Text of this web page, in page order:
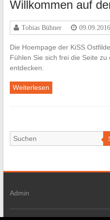
Willkommen auf
Tobias Bühner 09.09.2016
Die Hoempage der KiSS
Fühlen Sie sich frei die Seite
entdecken.
Weiterlesen
Admin